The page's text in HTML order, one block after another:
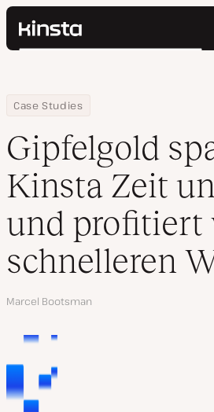
Kinsta®
Preise
Kontakt
Suchen
Home
Firma
Case Studies
Gipfelgold spart mit Kinsta Zeit und
Gipfelgold
Kinsta Zeit
und profitiert
schnelleren
Autor
Marcel Bootsman